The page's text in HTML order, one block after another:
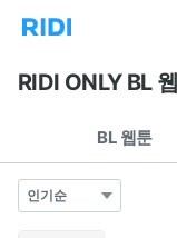
리
으
턴
트RIDI ONLY BL
BL 웹툰